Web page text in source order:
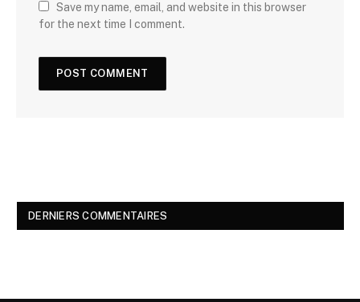
Save my name, email, and website in this browser
for the next time I comment.
DERNIERS COMMENTAIRES